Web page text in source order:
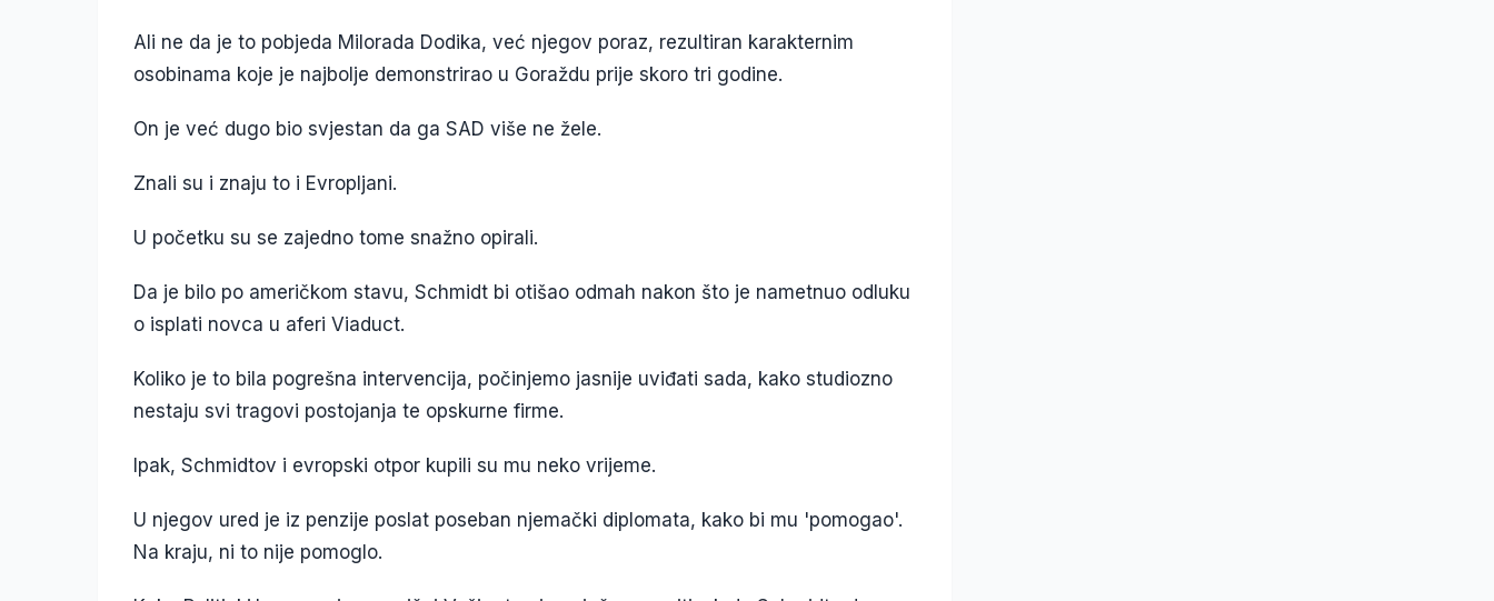
Ali ne da je to pobjeda Milorada Dodika, već njegov poraz, rezultiran karakternim
osobinama koje je najbolje demonstrirao u Goraždu prije skoro tri godine.
On je već dugo bio svjestan da ga SAD više ne žele.
Znali su i znaju to i Evropljani.
U početku su se zajedno tome snažno opirali.
Da je bilo po američkom stavu, Schmidt bi otišao odmah nakon što je nametnuo odluku
o isplati novca u aferi Viaduct.
Koliko je to bila pogrešna intervencija, počinjemo jasnije uviđati sada, kako studiozno
nestaju svi tragovi postojanja te opskurne firme.
Ipak, Schmidtov i evropski otpor kupili su mu neko vrijeme.
U njegov ured je iz penzije poslat poseban njemački diplomata, kako bi mu 'pomogao'.
Na kraju, ni to nije pomoglo.